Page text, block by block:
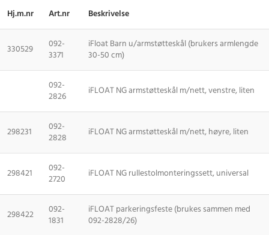
Hj.m.nr
Art.nr Beskrivelse
330529
092-
3371
iFloat Barn u/armstøtteskål (brukers armlengde
30-50 cm)
092-
2826
iFLOAT NG armstøtteskål m/nett, venstre, liten
298231
092-
2828
iFLOAT NG armstøtteskål m/nett, høyre, liten
298421
092-
2720
iFLOAT NG rullestolmonteringssett, universal
298422
092-
1831
iFLOAT parkeringsfeste (brukes sammen med
092-2828/26)